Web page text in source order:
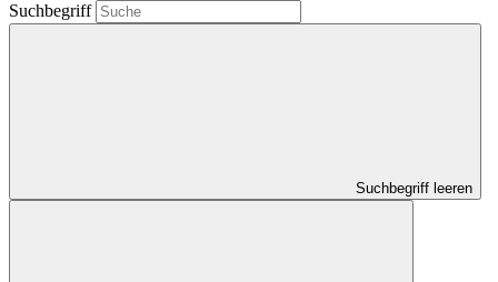
Suchbegriff
Suchbegriff leeren